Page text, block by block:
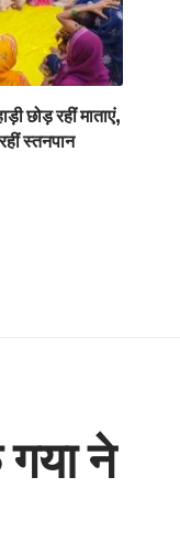
छोड़ रहीं माताएं,
स्तनपान
ने